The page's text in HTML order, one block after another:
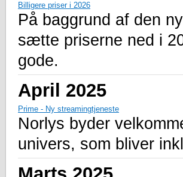
Billigere priser i 2026
På baggrund af den
sætte priserne ned i
gode.
April 2025
Prime - Ny streamingtjeneste
Norlys byder
univers, som bliver